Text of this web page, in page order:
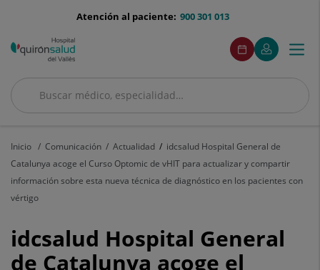
menu-
900 301 013
Atención al paciente:
Buscar
Buscar
menuAcceso
Pide
cita
Este
enlace
se
en
Mi
Quirónsalud
Este
enlace
se
en
ventana
Menú
Inicio Comunicación Actualidad
idcsalud Hospital General de
Catalunya acoge el Curso Optomic de vHIT para actualizar y compartir
información sobre esta nueva técnica de diagnóstico en los pacientes con
vértigo
idcsalud
Hospital
idcsalud Hospital General
de Catalunya acoge el